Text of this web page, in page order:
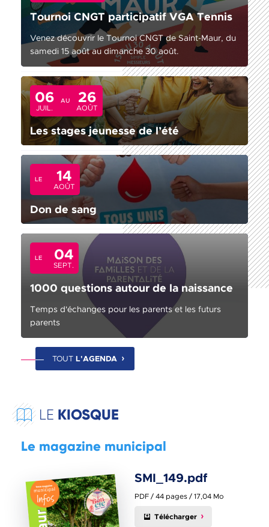
Tournoi CNGT participatif VGA Tennis
Venez découvrir le Tournoi CNGT de Saint-Maur, du
samedi 15 août au dimanche 30 août.
Les stages jeunesse de l’été
06
JUIL.
AU 26
AOÛT
Don de sang
LE 14
AOÛT
1000 questions autour de la naissance
LE 04
SEPT.
Temps d'échanges pour les parents et les futurs
parents
TOUT L'AGENDA
LE KIOSQUE
Le magazine municipal
SMI_149.pdf
PDF / 44 pages / 17,04 Mo
Télécharger